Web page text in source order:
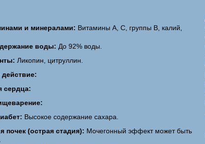
и минералами: Витамины А, С, группы В, калий,
воды: До 92% воды.
Ликопин, цитруллин.
сердца:
Высокое содержание сахара.
почек (острая стадия): Мочегонный эффект может быть